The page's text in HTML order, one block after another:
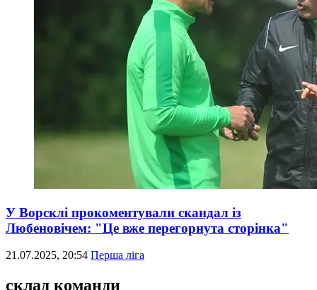
У Ворсклі прокоментували скандал із
Любеновічем: "Це вже перегорнута сторінка"
21.07.2025, 20:54 Перша ліга
склад команди